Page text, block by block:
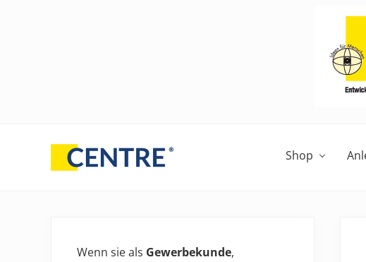
Lagerungshilfen
Shop
Sidebar
Wenn sie als Gewerbekunde,